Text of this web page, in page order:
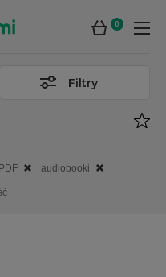
0
Filtry
audiobooki